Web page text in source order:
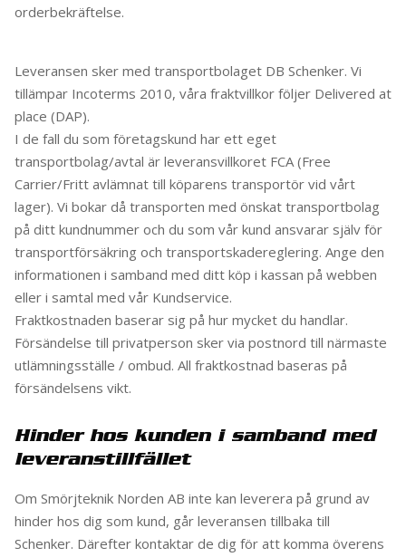
orderbekräftelse.
Leveransen sker med transportbolaget DB Schenker. Vi
tillämpar Incoterms 2010, våra fraktvillkor följer Delivered at
place (DAP).
I de fall du som företagskund har ett eget
transportbolag/avtal är leveransvillkoret FCA (Free
Carrier/Fritt avlämnat till köparens transportör vid vårt
lager). Vi bokar då transporten med önskat transportbolag
på ditt kundnummer och du som vår kund ansvarar själv för
transportförsäkring och transportskadereglering. Ange den
informationen i samband med ditt köp i kassan på webben
eller i samtal med vår Kundservice.
Fraktkostnaden baserar sig på hur mycket du handlar.
Försändelse till privatperson sker via postnord till närmaste
utlämningsställe / ombud. All fraktkostnad baseras på
försändelsens vikt.
Hinder hos kunden i samband med
leveranstillfället
Om Smörjteknik Norden AB inte kan leverera på grund av
hinder hos dig som kund, går leveransen tillbaka till
Schenker. Därefter kontaktar de dig för att komma överens